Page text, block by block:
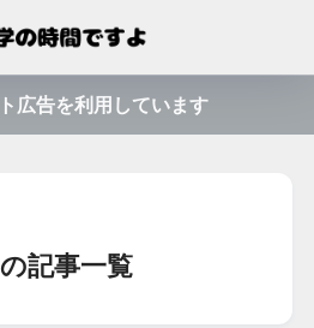
広告を利用しています
記事一覧